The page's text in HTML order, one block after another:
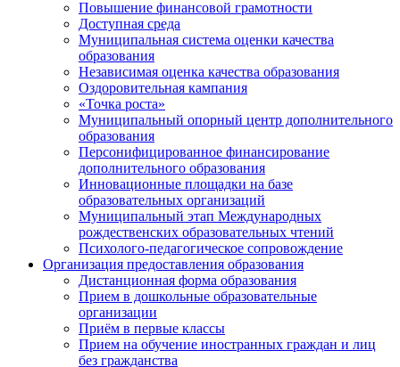
Повышение финансовой грамотности
Доступная среда
Муниципальная система оценки качества
образования
Независимая оценка качества образования
Оздоровительная кампания
«Точка роста»
Муниципальный опорный центр дополнительного
образования
Персонифицированное финансирование
дополнительного образования
Инновационные площадки на базе
образовательных организаций
Муниципальный этап Международных
рождественских образовательных чтений
Психолого-педагогическое сопровождение
Организация предоставления образования
Дистанционная форма образования
Прием в дошкольные образовательные
организации
Приём в первые классы
Прием на обучение иностранных граждан и лиц
без гражданства